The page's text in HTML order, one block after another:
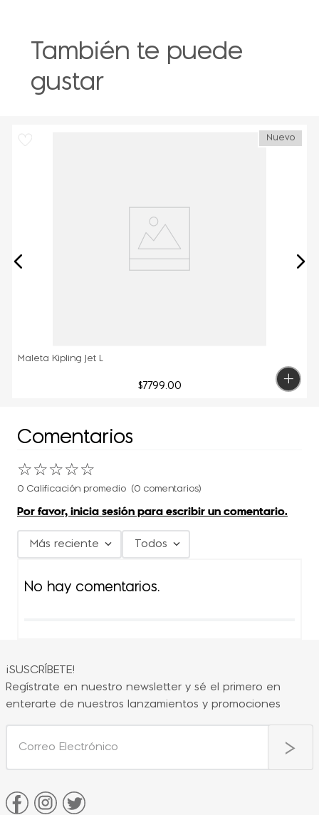
También te puede
gustar
Nuevo
Maleta Kipling Jet L
$7799.00
Comentarios
☆☆☆☆☆
0 Calificación promedio (0 comentarios)
Por favor, inicia sesión para escribir un comentario.
Más reciente Todos
No hay comentarios.
¡SUSCRÍBETE!
Regístrate en nuestro newsletter y sé el primero en
enterarte de nuestros lanzamientos y promociones